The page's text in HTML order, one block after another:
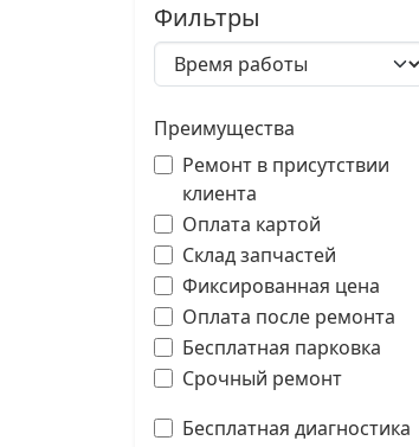
Фильтры
Преимущества
Ремонт в присутствии
клиента
Оплата картой
Склад запчастей
Фиксированная цена
Оплата после ремонта
Бесплатная парковка
Срочный ремонт
Бесплатная диагностика